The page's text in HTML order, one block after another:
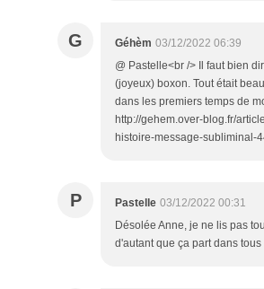
G Géhèm 03/12/2022 06:39
@ Pastelle<br /> Il faut bien
(joyeux) boxon. Tout était
dans les premiers temps de
http://gehem.over-blog.fr/
histoire-message-subliminal-
P Pastelle 03/12/2022 00:31
Désolée Anne, je ne lis pas
d'autant que ça part dans tous